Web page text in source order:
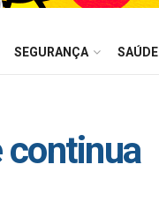
SEGURANÇA SAÚDE
continua